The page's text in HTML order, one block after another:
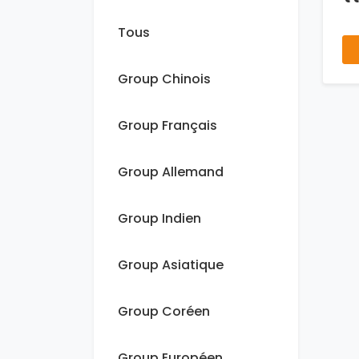
Tous
Group Chinois
Group Français
Group Allemand
Group Indien
Group Asiatique
Group Coréen